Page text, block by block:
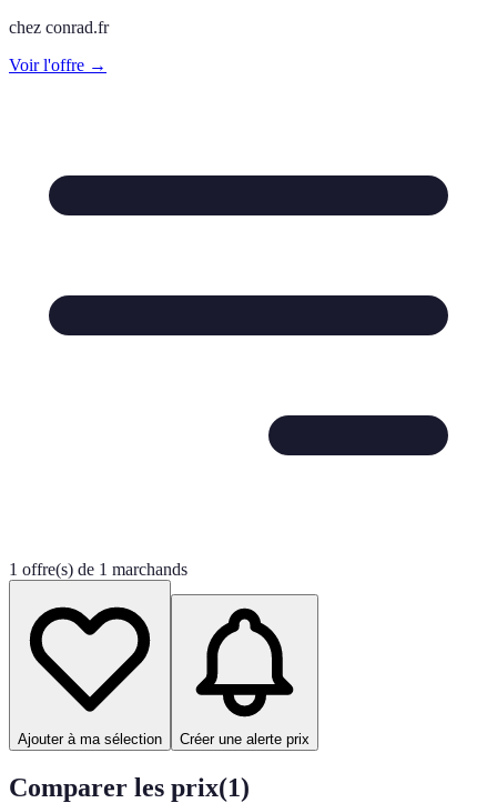
chez conrad.fr
Voir l'offre →
1 offre(s) de 1 marchands
Ajouter à ma sélection Créer une alerte prix
Comparer les prix(1)